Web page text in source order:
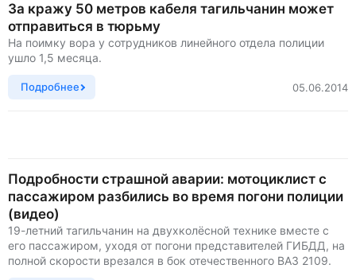
За кражу 50 метров кабеля тагильчанин может
отправиться в тюрьму
На поимку вора у сотрудников линейного отдела полиции
ушло 1,5 месяца.
Подробнее 05.06.2014
Подробности страшной аварии: мотоциклист с
пассажиром разбились во время погони полиции
(видео)
19-летний тагильчанин на двухколёсной технике вместе с
его пассажиром, уходя от погони представителей ГИБДД, на
полной скорости врезался в бок отечественного ВАЗ 2109.